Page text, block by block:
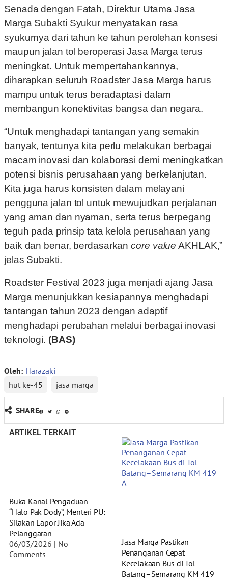
Senada dengan Fatah, Direktur Utama Jasa
Marga Subakti Syukur menyatakan rasa
syukurnya dari tahun ke tahun perolehan konsesi
maupun jalan tol beroperasi Jasa Marga terus
meningkat. Untuk mempertahankannya,
diharapkan seluruh Roadster Jasa Marga harus
mampu untuk terus beradaptasi dalam
membangun konektivitas bangsa dan negara.
“Untuk menghadapi tantangan yang semakin
banyak, tentunya kita perlu melakukan berbagai
macam inovasi dan kolaborasi demi meningkatkan
potensi bisnis perusahaan yang berkelanjutan.
Kita juga harus konsisten dalam melayani
pengguna jalan tol untuk mewujudkan perjalanan
yang aman dan nyaman, serta terus berpegang
teguh pada prinsip tata kelola perusahaan yang
baik dan benar, berdasarkancore value AKHLAK,”
jelas Subakti.
Roadster Festival 2023 juga menjadi ajang Jasa
Marga menunjukkan kesiapannya menghadapi
tantangan tahun 2023 dengan adaptif
menghadapi perubahan melalui berbagai inovasi
teknologi. (BAS)
Oleh: Harazaki
hut ke-45
jasa marga
SHARE
ARTIKEL TERKAIT
Buka Kanal Pengaduan
“Halo Pak Dody”, Menteri PU:
Silakan Lapor Jika Ada
Pelanggaran
06/03/2026
No
Comments
Jasa Marga Pastikan
Penanganan Cepat
Kecelakaan Bus di Tol
Batang–Semarang KM 419